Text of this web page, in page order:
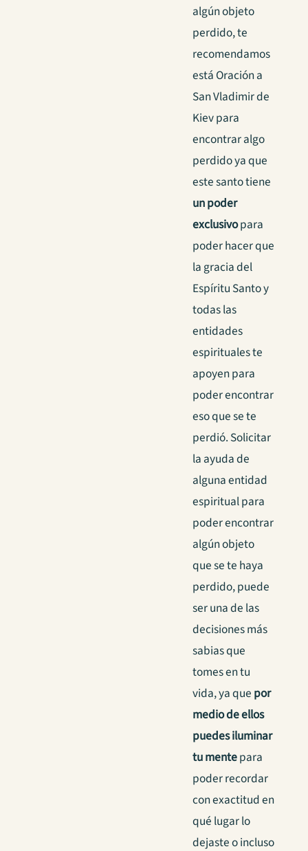
algún objeto
perdido, te
recomendamos
está Oración a
San Vladimir de
Kiev para
encontrar algo
perdido ya que
este santo tiene
un poder
exclusivopara
poder hacer que
la gracia del
Espíritu Santo y
todas las
entidades
espirituales te
apoyen para
poder encontrar
eso que se te
perdió. Solicitar
la ayuda de
alguna entidad
espiritual para
poder encontrar
algún objeto
que se te haya
perdido, puede
ser una de las
decisiones más
sabias que
tomes en tu
vida, ya que por
medio de ellos
puedes iluminar
tu mentepara
poder recordar
con exactitud en
qué lugar lo
dejaste o incluso